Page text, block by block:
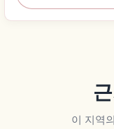
이 지역